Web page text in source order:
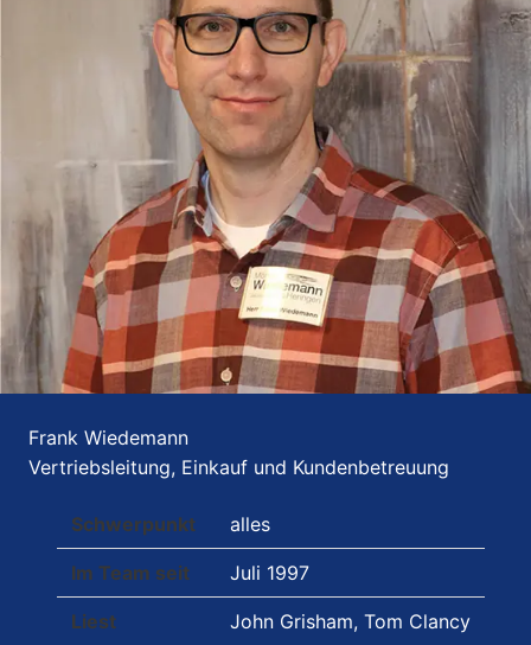
Frank Wiedemann
Vertriebsleitung, Einkauf und Kundenbetreuung
Schwerpunkt alles
Im Team seit Juli 1997
Liest John Grisham, Tom Clancy